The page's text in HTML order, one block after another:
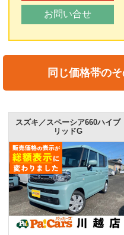
お問い合せ
同じ価格帯の
スズキ／スペーシア660ハイブ
リッドG